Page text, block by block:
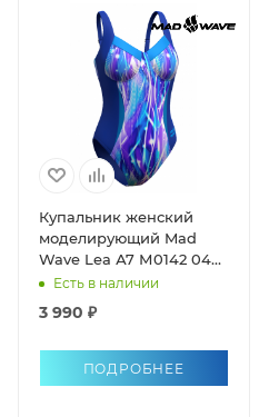
Купальник женский
моделирующий Mad
Wave Lea А7 М0142 04
однопредметный
Есть в наличии
3 990 ₽
ПОДРОБНЕЕ